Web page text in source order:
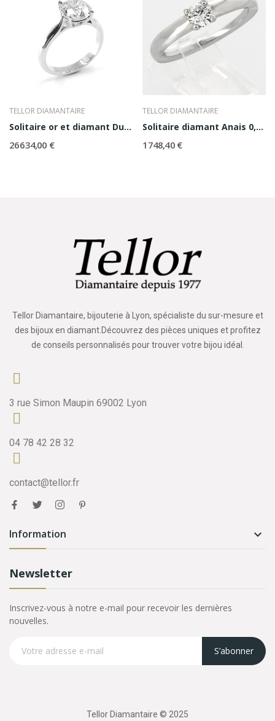
TELLOR DIAMANTAIRE
Solitaire or et diamant Duchesse
26 634,00 €
TELLOR DIAMANTAIRE
Solitaire diamant Anais 0,30 ct
1 748,40 €
Tellor Diamantaire, bijouterie à Lyon, spécialiste du sur-mesure et
des bijoux en diamant.Découvrez des pièces uniques et profitez
de conseils personnalisés pour trouver votre bijou idéal.
3 rue Simon Maupin 69002 Lyon
04 78 42 28 32
contact@tellor.fr
Information 
Newsletter
Inscrivez-vous à notre e-mail pour recevoir les dernières
nouvelles.
S’abonner
Tellor Diamantaire © 2025